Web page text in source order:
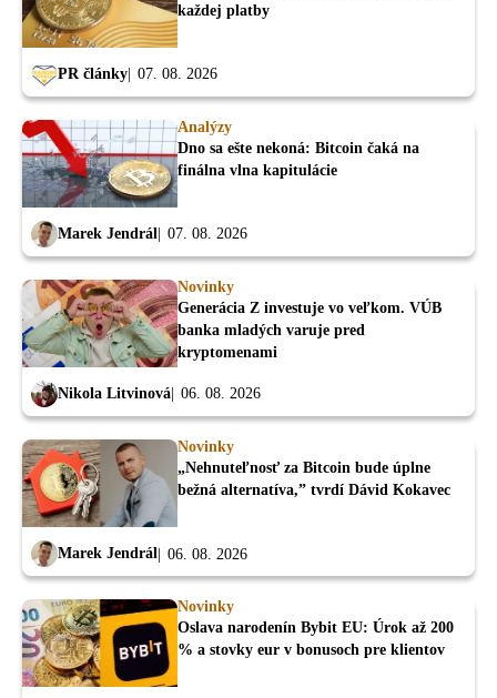
každej platby
PR články 07. 08. 2026
Analýzy
Dno sa ešte nekoná: Bitcoin čaká na
finálna vlna kapitulácie
Marek Jendrál 07. 08. 2026
Novinky
Generácia Z investuje vo veľkom. VÚB
banka mladých varuje pred
kryptomenami
Nikola Litvinová 06. 08. 2026
Novinky
„Nehnuteľnosť za Bitcoin bude úplne
bežná alternatíva,” tvrdí Dávid Kokavec
Marek Jendrál 06. 08. 2026
Novinky
Oslava narodenín Bybit EU: Úrok až 200
% a stovky eur v bonusoch pre klientov